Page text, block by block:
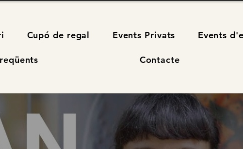
Cupó de regal Events Privats Events
Contacte